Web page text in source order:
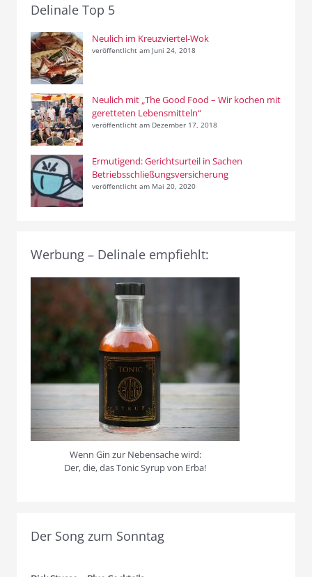
Delinale Top 5
Neulich im Kreuzviertel-Wok
veröffentlicht am Juni 24, 2018
Neulich mit „The Good Food – Wir kochen mit
geretteten Lebensmitteln“
veröffentlicht am Dezember 17, 2018
Ermutigend: Gerichtsurteil in Sachen
Betriebsschließungsversicherung
veröffentlicht am Mai 20, 2020
Werbung – Delinale empfiehlt:
Wenn Gin zur Nebensache wird:
Der, die, das Tonic Syrup von Erba!
Der Song zum Sonntag